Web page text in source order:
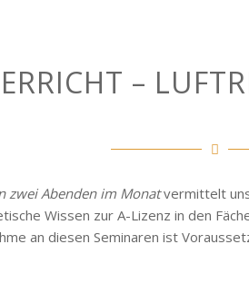
–
zwei Abenden im Monatvermittelt
Wissen zur A-Lizenz in den
an diesen Seminaren ist